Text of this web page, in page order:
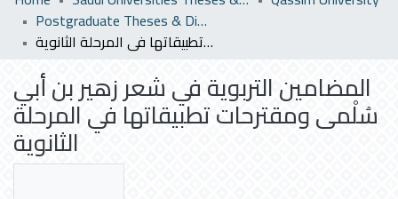
Postgraduate Theses & Dissertations
المضامين التربوية في شعر زهير بن أبي سُلْمى ومقترحات تطبيقاتها في المرحلة الثانوية
المضامين التربوية في شعر زهير بن أبي
سُلْمى ومقترحات تطبيقاتها في المرحلة
الثانوية